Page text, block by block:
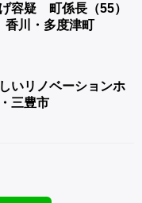
容疑 町係長（55）
川・多度津町
いリノベーションホ
三豊市